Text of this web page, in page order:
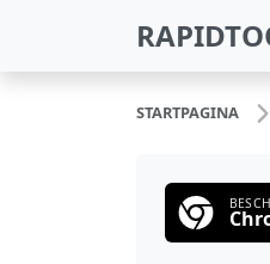
STARTPAGINA